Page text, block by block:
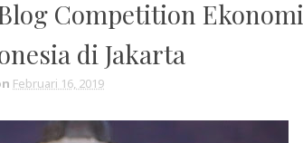
Competition Ekonomi
di Jakarta
Februari 16, 2019